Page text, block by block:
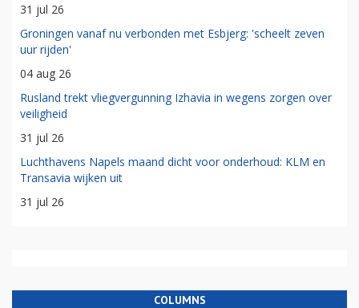
31 jul 26
Groningen vanaf nu verbonden met Esbjerg: 'scheelt zeven
uur rijden'
04 aug 26
Rusland trekt vliegvergunning Izhavia in wegens zorgen over
veiligheid
31 jul 26
Luchthavens Napels maand dicht voor onderhoud: KLM en
Transavia wijken uit
31 jul 26
COLUMNS